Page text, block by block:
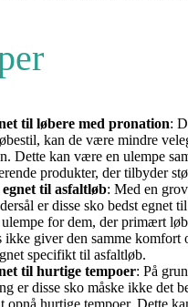
til løbere med pronation:
kan de være mindre
Dette kan være en ulempe
produkter, der tilbyder
til asfaltløb: Med en
er disse sko bedst egnet
for dem, der primært
giver den samme komfort
specifikt til asfaltløb.
til hurtige tempoer: På
er disse sko måske ikke det
opnå hurtige tempoer. Dette